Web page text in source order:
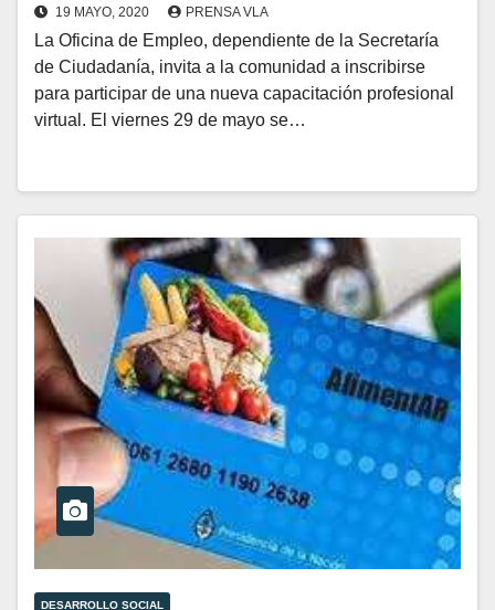
19 MAYO, 2020 PRENSA VLA
La Oficina de Empleo, dependiente de la Secretaría
de Ciudadanía, invita a la comunidad a inscribirse
para participar de una nueva capacitación profesional
virtual. El viernes 29 de mayo se…
DESARROLLO SOCIAL